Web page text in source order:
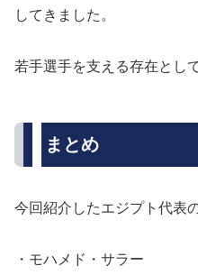
してきました。
若手選手を支える存在とし
まとめ
今回紹介したエジプト代表
・モハメド・サラー